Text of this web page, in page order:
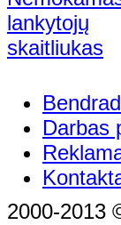
Darbas
2000-2013